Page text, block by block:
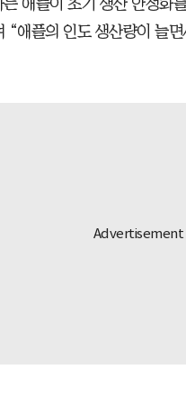
애플이 초기 생산 안정화
“애플의 인도 생산량이 늘